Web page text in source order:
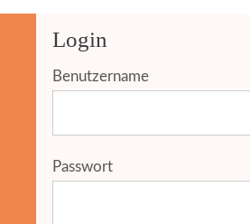
Login
Benutzername
Passwort